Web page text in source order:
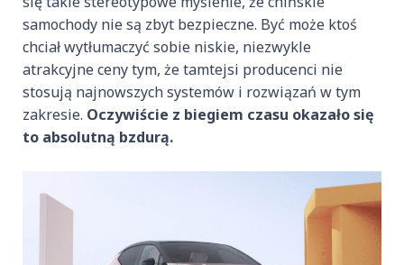
samochody nie są zbyt bezpieczne. Być może ktoś
chciał wytłumaczyć sobie niskie, niezwykle
atrakcyjne ceny tym, że tamtejsi producenci nie
stosują najnowszych systemów i rozwiązań w tym
zakresie. Oczywiście z biegiem czasu okazało się
to absolutną bzdurą.